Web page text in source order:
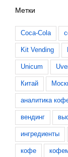
Метки
Coca-Cola
Kit Vending
Unicum
Китай
аналитика
вендинг
ингредиенты
кофе